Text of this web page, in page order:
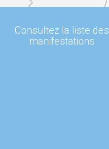
Consultez la liste des
manifestations